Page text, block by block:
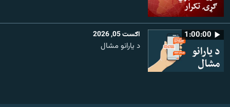
1:00:00 اګست 05, 2026
د یارانو مشال